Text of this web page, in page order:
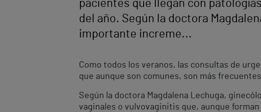
pacientes que llegan con
del año. Según la doctora
importante increme...
Como todos los veranos, las consultas de
que aunque son comunes, son más
Según la doctora Magdalena Lechuga,
vaginales o vulvovaginitis que, aunque